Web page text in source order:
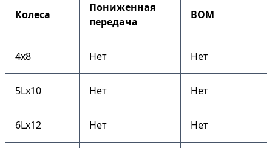
Колеса
Пониженная
передача
ВОМ
4х8 Нет Нет
5Lх10 Нет Нет
6Lх12 Нет Нет